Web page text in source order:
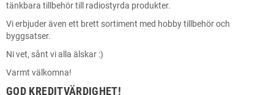
tänkbara tillbehör till radiostyrda produkter.
Vi erbjuder även ett brett sortiment med hobby tillbehör och
byggsatser.
Ni vet, sånt vi alla älskar :)
Varmt välkomna!
GOD KREDITVÄRDIGHET!